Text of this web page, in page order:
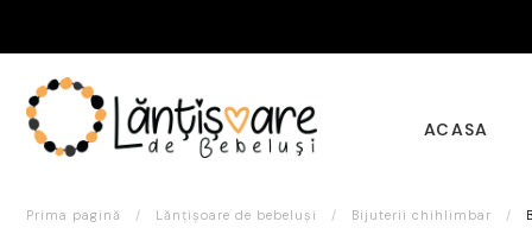
ACASA
Prima pagină / Lănțișoare de bebeluși / Bijuterii chihlimbar /